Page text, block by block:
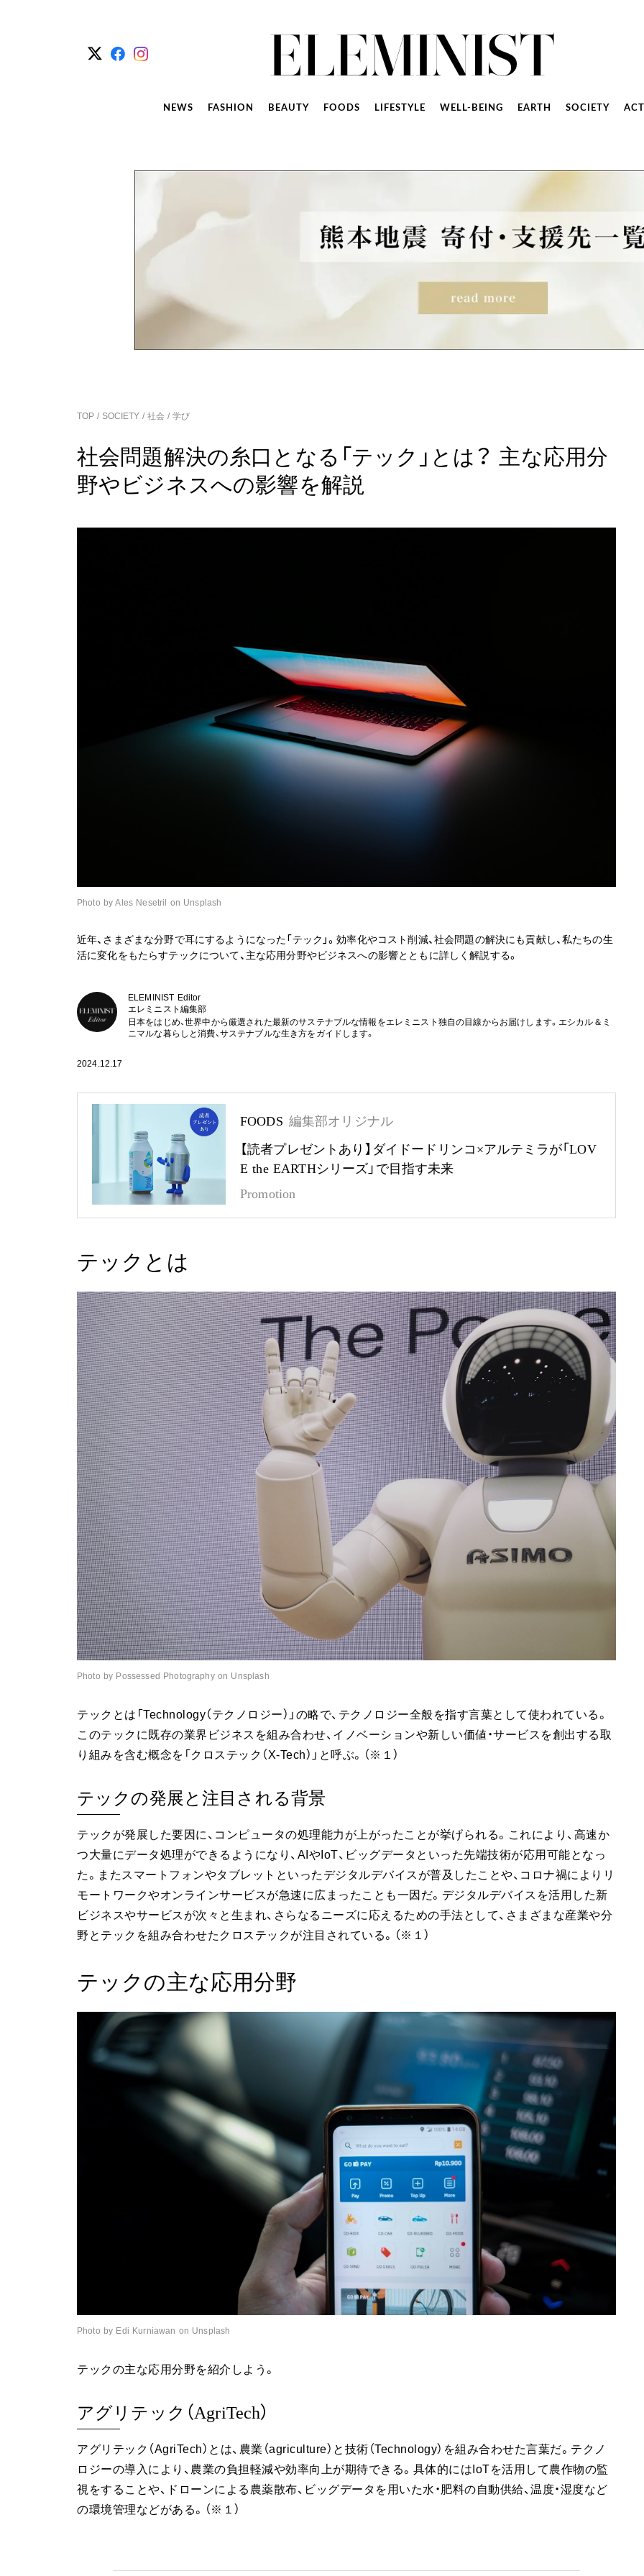
NEWS FASHION BEAUTY FOODS LIFESTYLE WELL-BEING EARTH SOCIETY
TOP SOCIETY 社会 学び
社会問題解決の糸口となる「テック」とは？ 主な応用分
野やビジネスへの影響を解説
Photo by Ales Nesetril on Unsplash
近年、さまざまな分野で耳にするようになった「テック」。効率化やコスト削減、社会問題の解決にも貢献し、私たちの生
活に変化をもたらすテックについて、主な応用分野やビジネスへの影響とともに詳しく解説する。
ELEMINIST Editor
エレミニスト編集部
日本をはじめ、世界中から厳選された最新のサステナブルな情報をエレミニスト独自の目線からお届けします。エシカル＆ミ
ニマルな暮らしと消費、サステナブルな生き方をガイドします。
2024.12.17
FOODS 編集部オリジナル
【読者プレゼントあり】ダイドードリンコ×アルテミラが「LOV
E the EARTHシリーズ」で目指す未来
Promotion
テックとは
Photo by Possessed Photography on Unsplash
テックとは「Technology（テクノロジー）」の略で、テクノロジー全般を指す言葉として使われている。
このテックに既存の業界ビジネスを組み合わせ、イノベーションや新しい価値・サービスを創出する取
り組みを含む概念を「クロステック（X-Tech）」と呼ぶ。（※１）
テックの発展と注目される背景
テックが発展した要因に、コンピュータの処理能力が上がったことが挙げられる。これにより、高速か
つ大量にデータ処理ができるようになり、AIやIoT、ビッグデータといった先端技術が応用可能となっ
た。またスマートフォンやタブレットといったデジタルデバイスが普及したことや、コロナ禍によりリ
モートワークやオンラインサービスが急速に広まったことも一因だ。デジタルデバイスを活用した新
ビジネスやサービスが次々と生まれ、さらなるニーズに応えるための手法として、さまざまな産業や分
野とテックを組み合わせたクロステックが注目されている。（※１）
テックの主な応用分野
Photo by Edi Kurniawan on Unsplash
テックの主な応用分野を紹介しよう。
アグリテック（AgriTech）
アグリテック（AgriTech）とは、農業（agriculture）と技術（Technology）を組み合わせた言葉だ。テクノ
ロジーの導入により、農業の負担軽減や効率向上が期待できる。具体的にはIoTを活用して農作物の監
視をすることや、ドローンによる農薬散布、ビッグデータを用いた水・肥料の自動供給、温度・湿度など
の環境管理などがある。（※１）